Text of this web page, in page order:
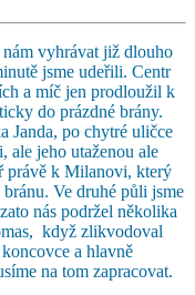
nám vyhrávat již dlouho
jsme udeřili. Centr
a míč jen prodloužil k
do prázdné brány.
Janda, po chytré uličce
ale jeho utaženou ale
právě k Milanovi, který
Ve druhé půli jsme
nás podržel několika
když zlikvodoval
a hlavně
na tom zapracovat.